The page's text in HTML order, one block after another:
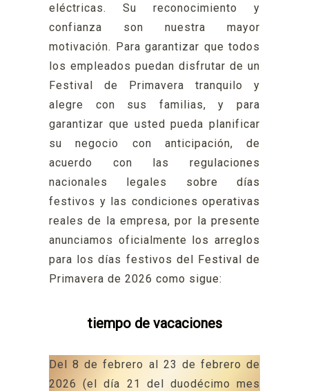
eléctricas. Su reconocimiento y
confianza son nuestra mayor
motivación. Para garantizar que todos
los empleados puedan disfrutar de un
Festival de Primavera tranquilo y
alegre con sus familias, y para
garantizar que usted pueda planificar
su negocio con anticipación, de
acuerdo con las regulaciones
nacionales legales sobre días
festivos y las condiciones operativas
reales de la empresa, por la presente
anunciamos oficialmente los arreglos
para los días festivos del Festival de
Primavera de 2026 como sigue:
tiempo de vacaciones
Del 8 de febrero al 23 de febrero de
2026 (el día 21 del duodécimo mes